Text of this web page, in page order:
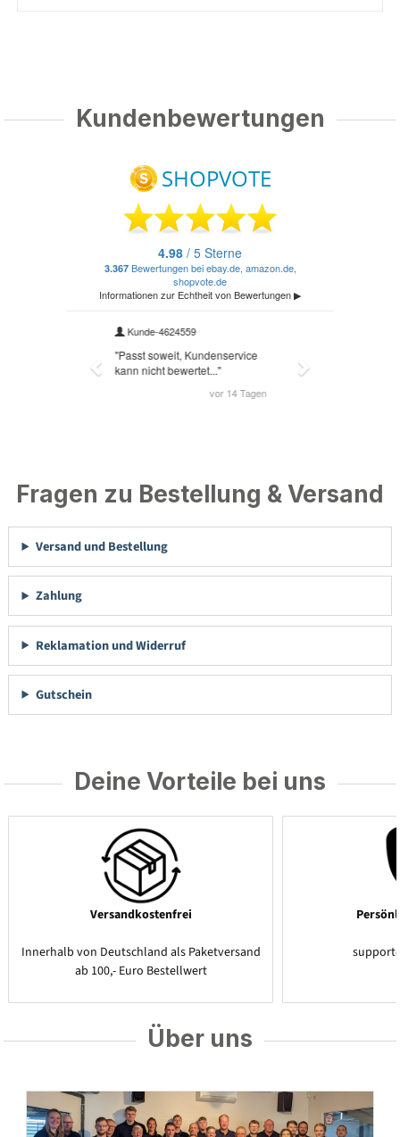
Kundenbewertungen
Fragen zu Bestellung & Versand
Versand und Bestellung
Zahlung
Reklamation und Widerruf
Gutschein
Deine Vorteile bei uns
Versandkostenfrei
Innerhalb von Deutschland als Paketversand
ab 100,- Euro Bestellwert
Über uns